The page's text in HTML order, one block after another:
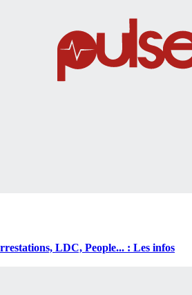
LDC, People... : Les infos